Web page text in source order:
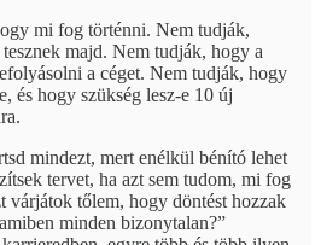
mi fog történni. Nem tudják,
majd. Nem tudják, hogy a
a céget. Nem tudják, hogy
és hogy szükség lesz-e 10 új
mindezt, mert enélkül bénító lehet
tervet, ha azt sem tudom, mi fog
várjátok tőlem, hogy döntést hozzak
minden bizonytalan?”